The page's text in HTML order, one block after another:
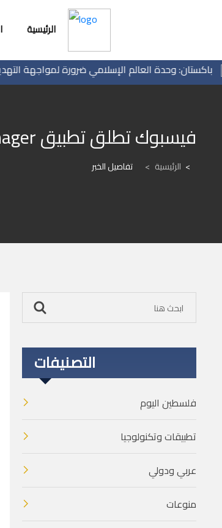
الرئيسية
وحدة العالم الإسلامي ضرورة لمواجهة التهديد
فيسبوك تطلق تطبيق Ads Manager لإدارة الإعلانات على أندرويد
الرئيسية > تفاصيل الخبر
التصنيفات
فلسطين اليوم
تطبيقات وتكنولوجيا
عربي ودولي
منوعات